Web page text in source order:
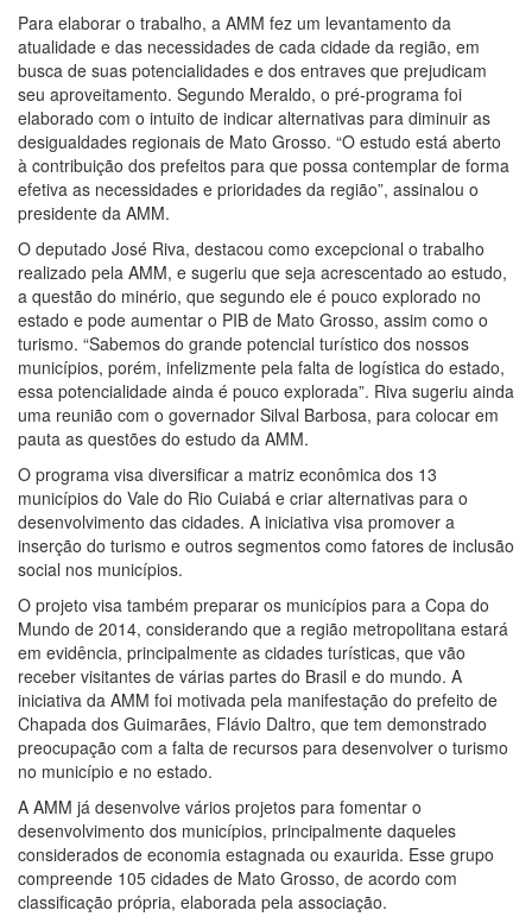
Para elaborar o trabalho, a AMM fez um levantamento da
atualidade e das necessidades de cada cidade da região, em
busca de suas potencialidades e dos entraves que prejudicam
seu aproveitamento. Segundo Meraldo, o pré-programa foi
elaborado com o intuito de indicar alternativas para diminuir as
desigualdades regionais de Mato Grosso. “O estudo está aberto
à contribuição dos prefeitos para que possa contemplar de forma
efetiva as necessidades e prioridades da região”, assinalou o
presidente da AMM.
O deputado José Riva, destacou como excepcional o trabalho
realizado pela AMM, e sugeriu que seja acrescentado ao estudo,
a questão do minério, que segundo ele é pouco explorado no
estado e pode aumentar o PIB de Mato Grosso, assim como o
turismo. “Sabemos do grande potencial turístico dos nossos
municípios, porém, infelizmente pela falta de logística do estado,
essa potencialidade ainda é pouco explorada”. Riva sugeriu ainda
uma reunião com o governador Silval Barbosa, para colocar em
pauta as questões do estudo da AMM.
O programa visa diversificar a matriz econômica dos 13
municípios do Vale do Rio Cuiabá e criar alternativas para o
desenvolvimento das cidades. A iniciativa visa promover a
inserção do turismo e outros segmentos como fatores de inclusão
social nos municípios.
O projeto visa também preparar os municípios para a Copa do
Mundo de 2014, considerando que a região metropolitana estará
em evidência, principalmente as cidades turísticas, que vão
receber visitantes de várias partes do Brasil e do mundo. A
iniciativa da AMM foi motivada pela manifestação do prefeito de
Chapada dos Guimarães, Flávio Daltro, que tem demonstrado
preocupação com a falta de recursos para desenvolver o turismo
no município e no estado.
A AMM já desenvolve vários projetos para fomentar o
desenvolvimento dos municípios, principalmente daqueles
considerados de economia estagnada ou exaurida. Esse grupo
compreende 105 cidades de Mato Grosso, de acordo com
classificação própria, elaborada pela associação.